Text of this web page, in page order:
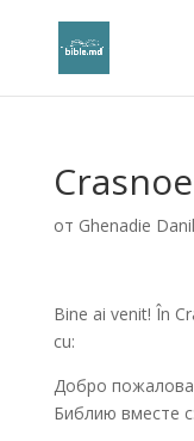
Crasnoe
от Ghenadie
Bine ai venit! În
cu:
Добро
Библию вместе с: